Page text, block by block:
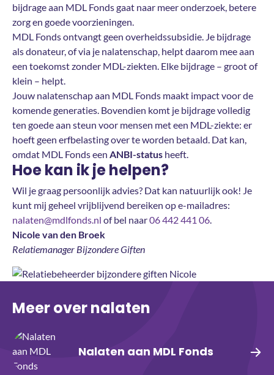
bijdrage aan MDL Fonds gaat naar meer onderzoek, betere
zorg en goede voorzieningen.
MDL Fonds ontvangt geen overheidssubsidie. Je bijdrage
als donateur, of via je nalatenschap, helpt daarom mee aan
een toekomst zonder MDL-ziekten. Elke bijdrage – groot of
klein – helpt.
Jouw nalatenschap aan MDL Fonds maakt impact voor de
komende generaties. Bovendien komt je bijdrage volledig
ten goede aan steun voor mensen met een MDL-ziekte: er
hoeft geen erfbelasting over te worden betaald. Dat kan,
omdat MDL Fonds een ANBI-status heeft.
Hoe kan ik je helpen?
Wil je graag persoonlijk advies? Dat kan natuurlijk ook! Je
kunt mij geheel vrijblijvend bereiken op e-mailadres:
nalaten@mdlfonds.nl of bel naar06 442 441 06.
Nicole van den Broek
Relatiemanager Bijzondere Giften
Meer over nalaten
Nalaten aan MDL Fonds